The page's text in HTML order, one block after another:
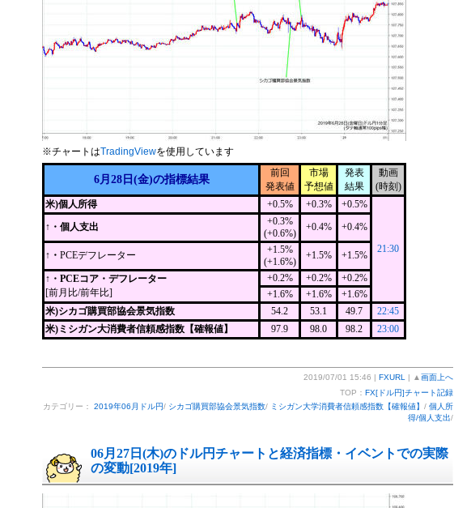
※チャートはTradingViewを使用しています
6月28日(金)の指標結果
前回
発表値
市場
予想値
発表
結果
動画
(時刻)
米)個人所得
+0.5% +0.3% +0.5%
21:30
↑・個人支出
+0.3%
(+0.6%)
+0.4% +0.4%
↑・ PCEデフレーター
+1.5%
(+1.6%)
+1.5% +1.5%
↑・PCEコア・デフレーター
[前月比/前年比]
+0.2% +0.2%
+0.2%
+1.6%
+1.6%
+1.6%
米)シカゴ購買部協会景気指数
54.2 53.1 49.7
22:45
米)ミシガン大消費者信頼感指数【確報値】
97.9 98.0 98.2 23:00
2019/07/01 15:46 | FXURL | ▲ 画面上へ
TOP： FX[ドル円]チャート記録
カテゴリー： 2019年06月ドル円/ シカゴ購買部協会景気指数/ ミシガン大学消費者信頼感指数【確報値】 / 個人所
得/個人支出/
06月27日(木)のドル円チャートと経済指標・イベントでの実際
の変動[2019年]